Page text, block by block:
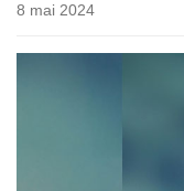
8 mai 2024